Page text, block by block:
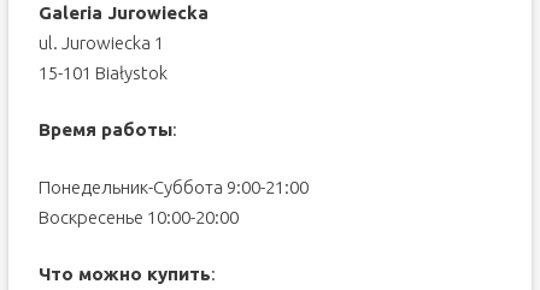
Galeria Jurowiecka
ul. Jurowiecka 1
15-101 Białystok
Время работы:
Понедельник-Суббота 9:00-21:00
Воскресенье 10:00-20:00
Что можно купить: